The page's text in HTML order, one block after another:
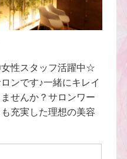
性スタッフ活躍中☆
ンです♪一緒にキレイ
せんか？サロンワー
充実した理想の美容